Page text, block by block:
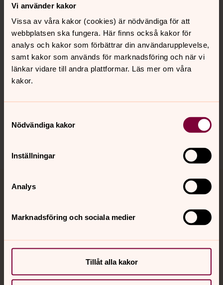
Vi använder kakor
Vissa av våra kakor (cookies) är nödvändiga för att
webbplatsen ska fungera. Här finns också kakor för
analys och kakor som förbättrar din användarupplevelse,
samt kakor som används för marknadsföring och när vi
länkar vidare till andra plattformar. Läs mer om våra
kakor.
Nödvändiga kakor
Inställningar
Analys
Marknadsföring och sociala medier
Tillåt alla kakor
Kalender
Hitta snabbt
Jourhavande präst
Akut samtals- och krisstöd. Prata eller chatta anonymt
Telefon 112